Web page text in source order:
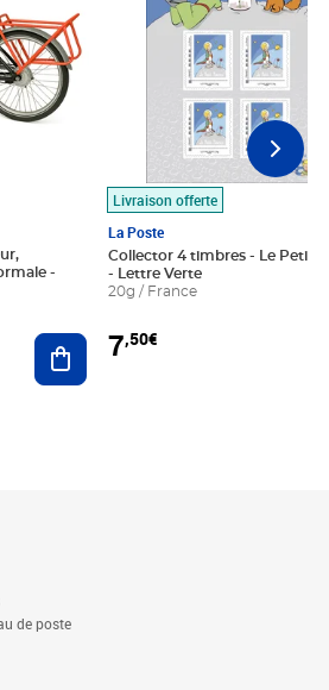
Ajouter au panier
Livraison offerte
La Poste
Collector 4 timbres - Le Petit
- Lettre Verte
20g / France
7,50€
de poste